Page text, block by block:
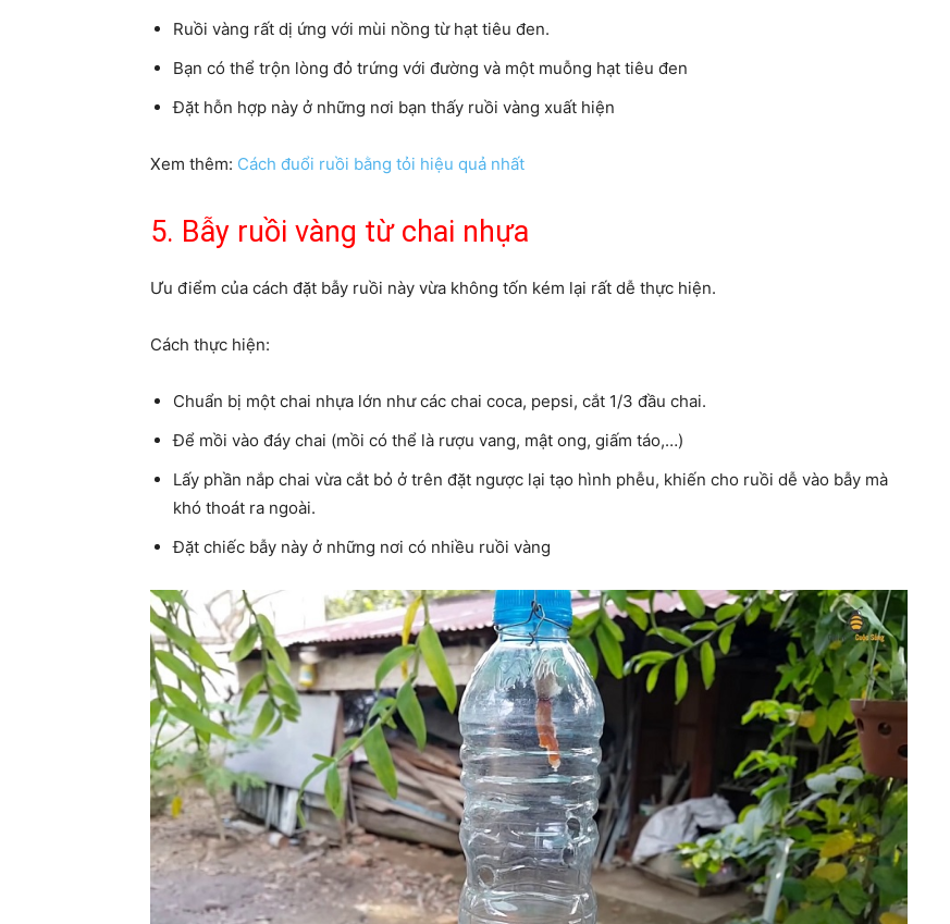
Ruồi vàng rất dị ứng với mùi nồng từ hạt tiêu đen.
Bạn có thể trộn lòng đỏ trứng với đường và một muỗng hạt tiêu đen
Đặt hỗn hợp này ở những nơi bạn thấy ruồi vàng xuất hiện
Xem thêm: Cách đuổi ruồi bằng tỏi hiệu quả nhất
5. Bẫy ruồi vàng từ chai nhựa
Ưu điểm của cách đặt bẫy ruồi này vừa không tốn kém lại rất dễ thực hiện.
Cách thực hiện:
Chuẩn bị một chai nhựa lớn như các chai coca, pepsi, cắt 1/3 đầu chai.
Để mồi vào đáy chai (mồi có thể là rượu vang, mật ong, giấm táo,…)
Lấy phần nắp chai vừa cắt bỏ ở trên đặt ngược lại tạo hình phễu, khiến cho ruồi dễ vào bẫy mà
khó thoát ra ngoài.
Đặt chiếc bẫy này ở những nơi có nhiều ruồi vàng